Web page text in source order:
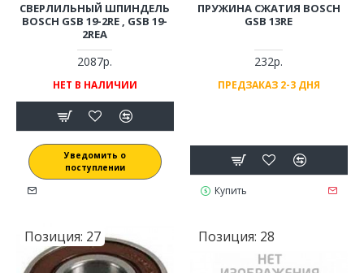
СВЕРЛИЛЬНЫЙ ШПИНДЕЛЬ
BOSCH GSB 19-2RE , GSB 19-
2REA
2087р.
НЕТ В НАЛИЧИИ
Уведомить о
поступлении
ПРУЖИНА СЖАТИЯ BOSCH
GSB 13RE
232р.
ПРЕДЗАКАЗ 2-3 ДНЯ
Купить
Позиция: 27 Позиция: 28